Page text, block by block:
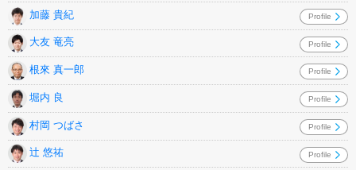
加藤 貴紀 Profile
大友 竜亮 Profile
根來 真一郎 Profile
堀内 良 Profile
村岡 つばさ Profile
辻 悠祐 Profile